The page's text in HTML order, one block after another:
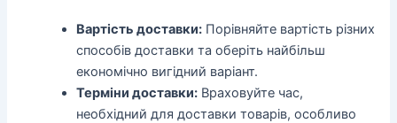
Вартість доставки: Порівняйте вартість різних
способів доставки та оберіть найбільш
економічно вигідний варіант.
Терміни доставки: Враховуйте час,
необхідний для доставки товарів, особливо